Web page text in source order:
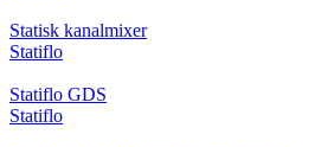
Statisk kanalmixer
Statiflo
Statiflo GDS
Statiflo